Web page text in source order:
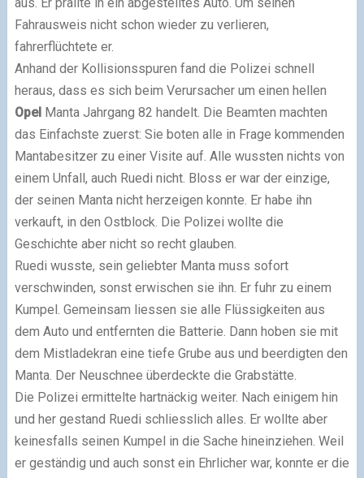
Fahrausweis nicht schon wieder zu verlieren,
fahrerflüchtete er.
Anhand der Kollisionsspuren fand die Polizei schnell
heraus, dass es sich beim Verursacher um einen hellen
OpelManta Jahrgang 82 handelt. Die Beamten machten
das Einfachste zuerst: Sie boten alle in Frage kommenden
Mantabesitzer zu einer Visite auf. Alle wussten nichts von
einem Unfall, auch Ruedi nicht. Bloss er war der einzige,
der seinen Manta nicht herzeigen konnte. Er habe ihn
verkauft, in den Ostblock. Die Polizei wollte die
Geschichte aber nicht so recht glauben.
Ruedi wusste, sein geliebter Manta muss sofort
verschwinden, sonst erwischen sie ihn. Er fuhr zu einem
Kumpel. Gemeinsam liessen sie alle Flüssigkeiten aus
dem Auto und entfernten die Batterie. Dann hoben sie mit
dem Mistladekran eine tiefe Grube aus und beerdigten den
Manta. Der Neuschnee überdeckte die Grabstätte.
Die Polizei ermittelte hartnäckig weiter. Nach einigem hin
und her gestand Ruedi schliesslich alles. Er wollte aber
keinesfalls seinen Kumpel in die Sache hineinziehen. Weil
er geständig und auch sonst ein Ehrlicher war, konnte er die